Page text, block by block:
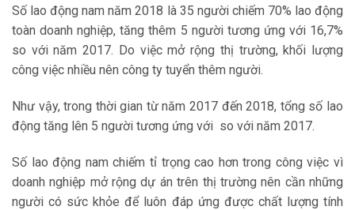
Số lao động nam năm 2018 là 35 người chiếm 70% lao động
toàn doanh nghiệp, tăng thêm 5 người tương ứng với 16,7%
so với năm 2017. Do việc mở rộng thị trường, khối lượng
công việc nhiều nên công ty tuyển thêm người.
Như vậy, trong thời gian từ năm 2017 đến 2018, tổng số lao
động tăng lên 5 người tương ứng với so với năm 2017.
Số lao động nam chiếm tỉ trọng cao hơn trong công việc vì
doanh nghiệp mở rộng dự án trên thị trường nên cần những
người có sức khỏe để luôn đáp ứng được chất lượng tính